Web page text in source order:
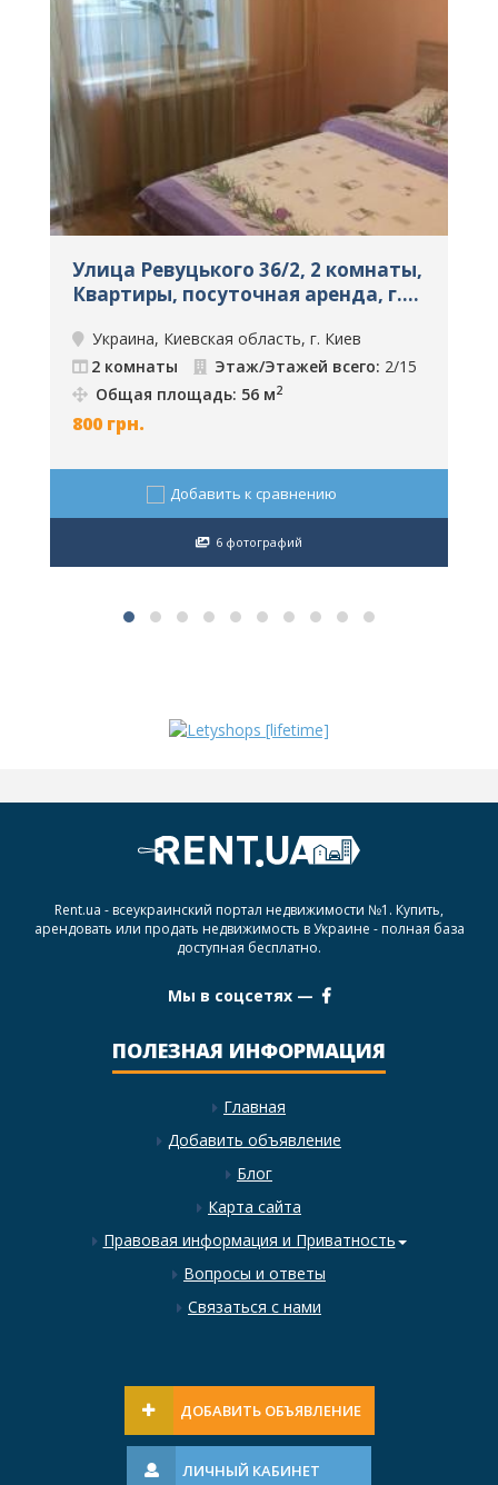
Улица Ревуцького 36/2, 2 комнаты,
Квартиры, посуточная аренда, г.
Украина, Киевская область, г. Киев
2 комнаты
Этаж/Этажей всего: 2/15
Общая площадь: 56 м2
800 грн.
Добавить к сравнению
6 фотографий
Rent.ua - всеукраинский портал недвижимости №1. Купить,
арендовать или продать недвижимость в Украине - полная база
доступная бесплатно.
Мы в соцсетях —
ПОЛЕЗНАЯ ИНФОРМАЦИЯ
Главная
Добавить объявление
Блог
Карта сайта
Правовая информация и Приватность
Вопросы и ответы
Связаться с нами
ДОБАВИТЬ ОБЪЯВЛЕНИЕ
ЛИЧНЫЙ КАБИНЕТ